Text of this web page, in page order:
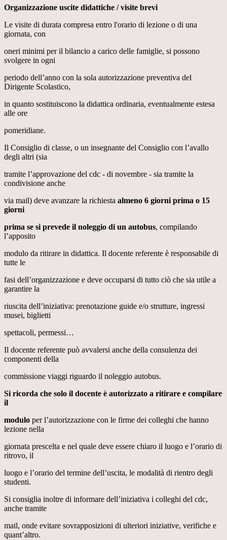
Organizzazione uscite didattiche / visite brevi
Le visite di durata compresa entro l'orario di lezione o di una
giornata, con
oneri minimi per il bilancio a carico delle famiglie, si possono
svolgere in ogni
periodo dell’anno con la sola autorizzazione preventiva del
Dirigente Scolastico,
in quanto sostituiscono la didattica ordinaria, eventualmente estesa
alle ore
pomeridiane.
Il Consiglio di classe, o un insegnante del Consiglio con l’avallo
degli altri (sia
tramite l’approvazione del cdc - di novembre - sia tramite la
condivisione anche
via mail) deve avanzare la richiesta almeno 6 giorni prima o 15
giorni
prima se si prevede il noleggio di un autobus, compilando
l’apposito
modulo da ritirare in didattica. Il docente referente è responsabile di
tutte le
fasi dell’organizzazione e deve occuparsi di tutto ciò che sia utile a
garantire la
riuscita dell’iniziativa: prenotazione guide e/o strutture, ingressi
musei, biglietti
spettacoli, permessi…
Il docente referente può avvalersi anche della consulenza dei
componenti della
commissione viaggi riguardo il noleggio autobus.
Si ricorda che solo il docente è autorizzato a ritirare e compilare
il
modulo per l’autorizzazione con le firme dei colleghi che hanno
lezione nella
giornata prescelta e nel quale deve essere chiaro il luogo e l’orario di
ritrovo, il
luogo e l’orario del termine dell’uscita, le modalità di rientro degli
studenti.
Si consiglia inoltre di informare dell’iniziativa i colleghi del cdc,
anche tramite
mail, onde evitare sovrapposizioni di ulteriori iniziative, verifiche e
quant’altro.